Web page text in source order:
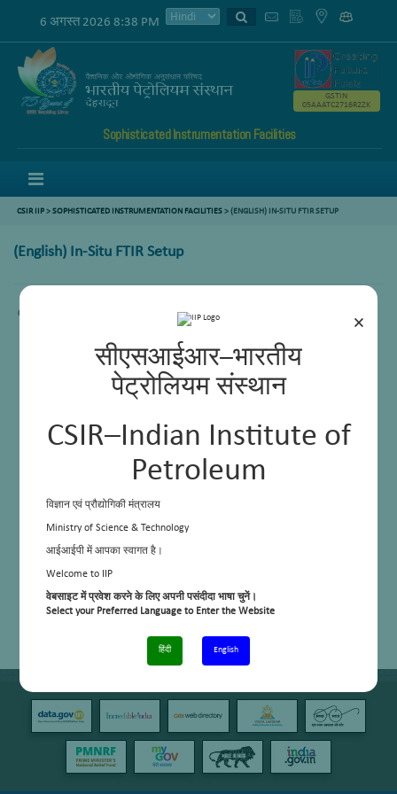
×
सीएसआईआर–भारतीय
पेट्रोलियम संस्थान
CSIR–Indian Institute of
Petroleum
विज्ञान एवं प्रौद्योगिकी मंत्रालय
Ministry of Science & Technology
आईआईपी में आपका स्वागत है।
Welcome to IIP
वेबसाइट में प्रवेश करने के लिए अपनी पसंदीदा भाषा चुनें।
Select your Preferred Language to Enter the Website
हिंदी English
6 अगस्त 2026 8:38 PM
Sophisticated Instrumentation Facilities
GSTIN
05AAATC2716R2ZK
CSIR IIP>SOPHISTICATED INSTRUMENTATION FACILITIES> (ENGLISH) IN-SITU FTIR SETUP
(English) In-Situ FTIR Setup
Content not available.